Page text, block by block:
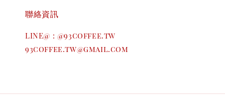
聯絡資訊
LINE@ : @93coffee.tw
93coffee.tw@gmail.com